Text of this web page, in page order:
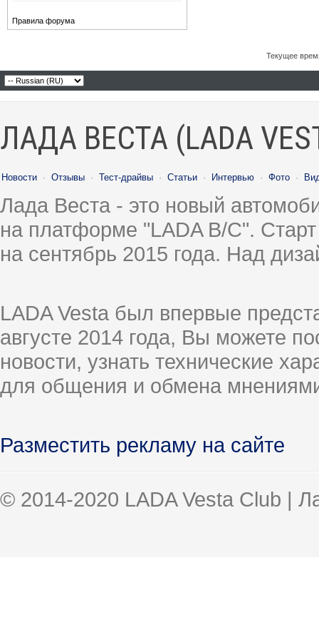
Правила форума
Текущее
ЛАДА ВЕСТА (LADA
Новости · Отзывы · Тест-драйвы · Статьи · Интервью · Фото ·
Лада Веста - это новый
на платформе "LADA B/C".
на сентябрь 2015 года. Над
LADA Vesta был впервые
августе 2014 года, Вы можете
новости, узнать технические
для общения и обмена
Разместить рекламу на сайте
© 2014-2020 LADA Vesta Club |